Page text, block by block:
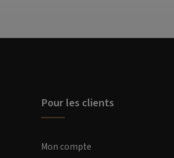
Pour les clients
Mon compte